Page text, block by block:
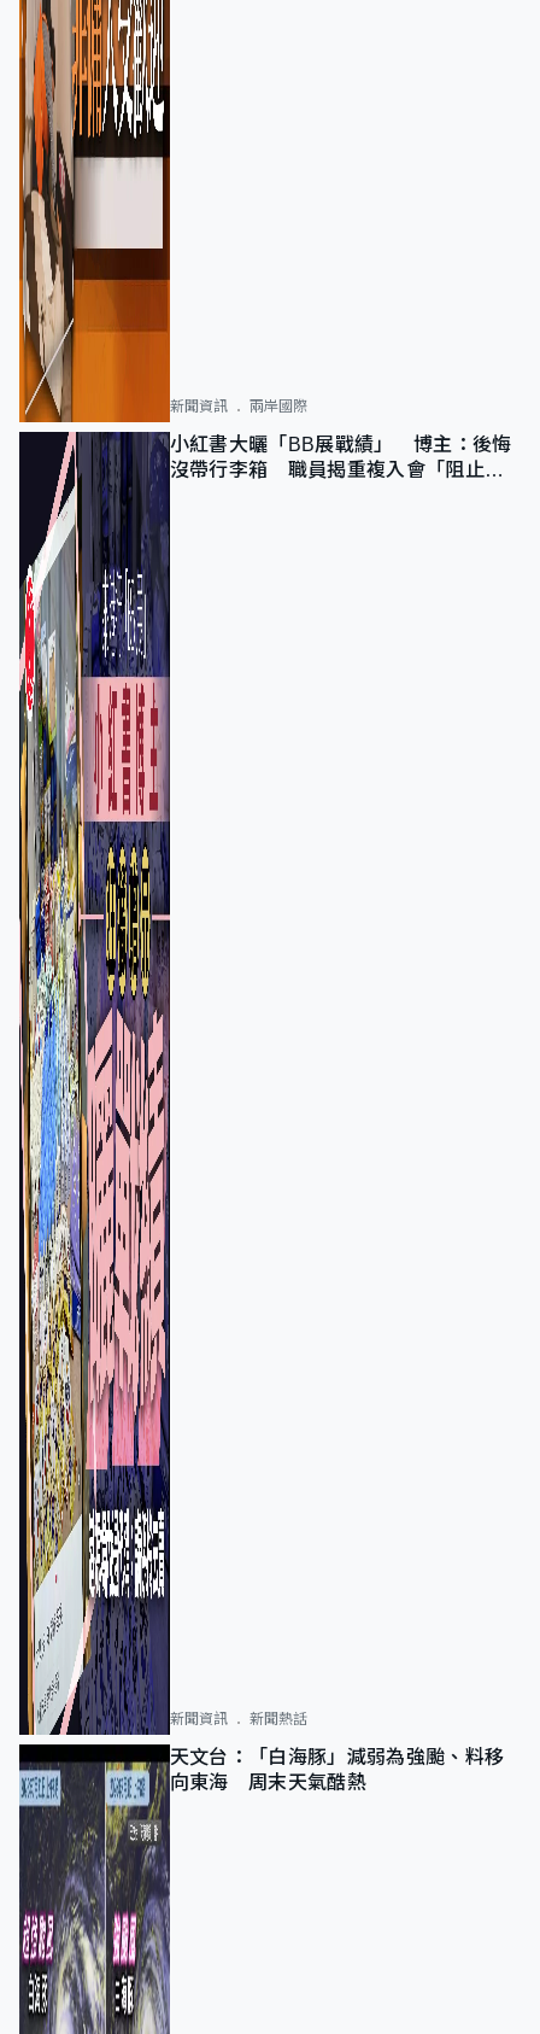
新聞資訊 兩岸國際
小紅書大曬「BB展戰績」 博主：後悔
沒帶行李箱 職員揭重複入會「阻止唔
新聞資訊 新聞熱話
天文台：「白海豚」減弱為強颱、料移
向東海 周末天氣酷熱